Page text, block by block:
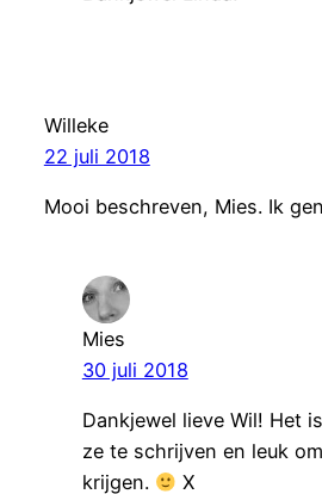
Willeke
22 juli 2018
Mooi beschreven, Mies. Ik
Mies
30 juli 2018
Dankjewel lieve Wil! Het
ze te schrijven en leuk
krijgen.
X